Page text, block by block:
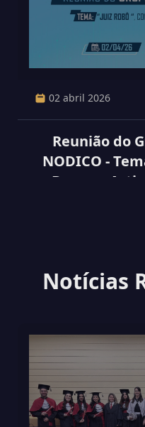
02 abril 2026
Reunião do
NODICO -
Base no
Notícias